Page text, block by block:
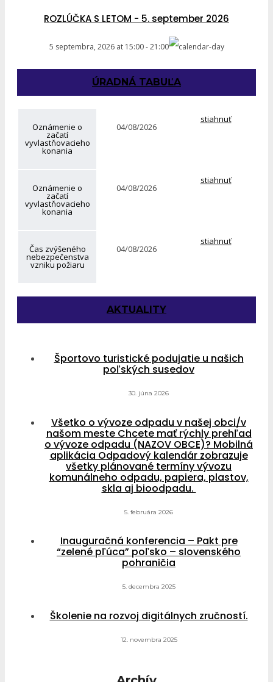
ROZLÚČKA S LETOM - 5. september 2026
5 septembra, 2026 at 15:00-21:00
ÚRADNÁ TABUĽA
Oznámenie o
začatí
vyvlastňovacieho
konania
04/08/2026
stiahnuť
Oznámenie o
začatí
vyvlastňovacieho
konania
04/08/2026
stiahnuť
Čas zvýšeného
nebezpečenstva
vzniku požiaru
04/08/2026
stiahnuť
AKTUALITY
Športovo turistické podujatie u našich
poľských susedov
30. júna 2026
Všetko o vývoze odpadu v našej obci/v
našom meste Chcete mať rýchly prehľad
o vývoze odpadu (NAZOV OBCE)? Mobilná
aplikácia Odpadový kalendár zobrazuje
všetky plánované termíny vývozu
komunálneho odpadu, papiera, plastov,
skla aj bioodpadu.
5. februára 2026
Inauguračná konferencia – Pakt pre
“zelené pľúca” poľsko – slovenského
pohraničia
5. decembra 2025
Školenie na rozvoj digitálnych zručností.
12. novembra 2025